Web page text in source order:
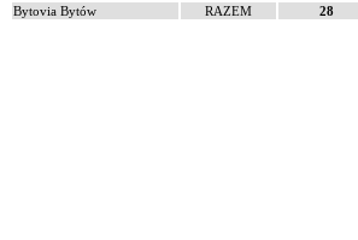
Bytovia Bytów
RAZEM 28